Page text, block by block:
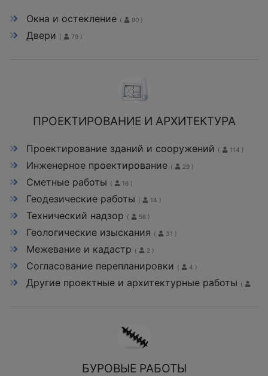
Окна и остекление ( 90 )
Двери ( 79 )
ПРОЕКТИРОВАНИЕ И АРХИТЕКТУРА
Проектирование зданий и сооружений ( 114 )
Инженерное проектирование ( 29 )
Сметные работы ( 16 )
Геодезические работы ( 14 )
Технический надзор ( 56 )
Геологические изыскания ( 31 )
Межевание и кадастр ( 2 )
Согласование перепланировки ( 4 )
Другие проектные и архитектурные работы (
БУРОВЫЕ РАБОТЫ